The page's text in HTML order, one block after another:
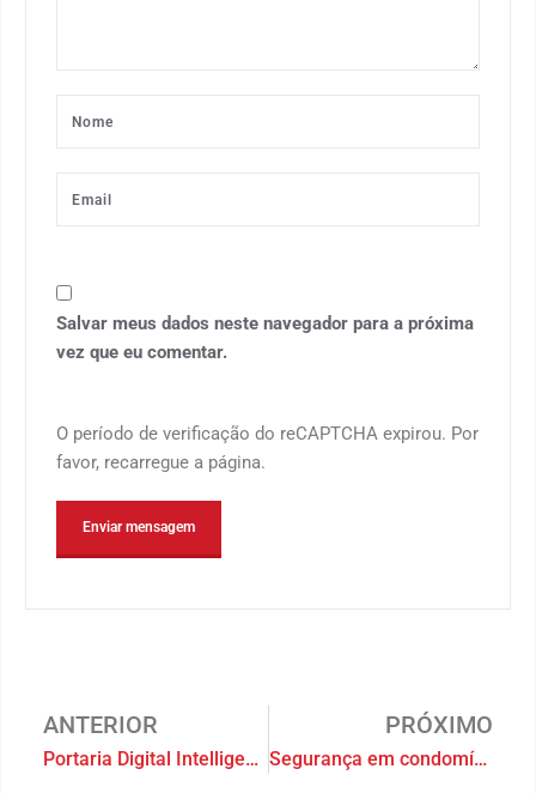
Salvar meus dados neste navegador para a próxima
vez que eu comentar.
O período de verificação do reCAPTCHA expirou. Por
favor, recarregue a página.
ANTERIOR
Portaria Digital Intelligent Service: segurança com economia
PRÓXIMO
Segurança em condomínios logísticos importante diferencial